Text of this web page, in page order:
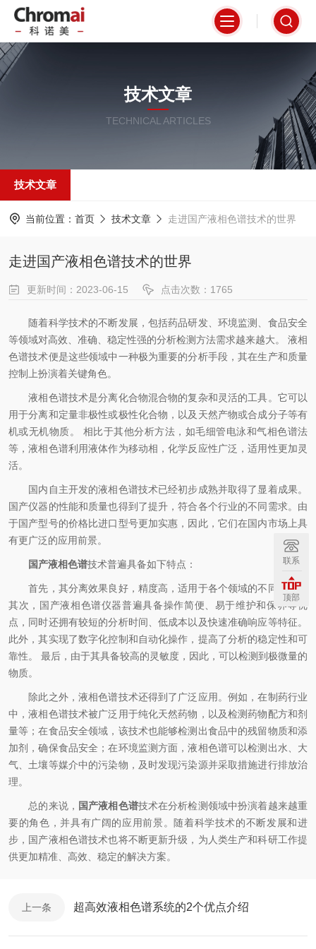
技术文章
TECHNICAL ARTICLES
技术文章
当前位置： 首页 技术文章 走进国产液相色谱技术的世界
走进国产液相色谱技术的世界
更新时间：2023-06-15 点击次数：1765
随着科学技术的不断发展，包括药品研发、环境监测、食品安全
等领域对高效、准确、稳定性强的分析检测方法需求越来越大。 液相
色谱技术便是这些领域中一种极为重要的分析手段，其在生产和质量
控制上扮演着关键角色。
液相色谱技术是分离化合物混合物的复杂和灵活的工具。它可以
用于分离和定量非极性或极性化合物，以及天然产物或合成分子等有
机或无机物质。 相比于其他分析方法，如毛细管电泳和气相色谱法
等，液相色谱利用液体作为移动相，化学反应性广泛，适用性更加灵
活。
国内自主开发的液相色谱技术已经初步成熟并取得了显着成果。
国产仪器的性能和质量也得到了提升，符合各个行业的不同需求。由
于国产型号的价格比进口型号更加实惠，因此，它们在国内市场上具
有更广泛的应用前景。
国产液相色谱技术普遍具备如下特点：
首先，其分离效果良好，精度高，适用于各个领域的不同需求。
其次，国产液相色谱仪器普遍具备操作简便、易于维护和保养等优
点，同时还拥有较短的分析时间、低成本以及快速准确响应等特征。
此外，其实现了数字化控制和自动化操作，提高了分析的稳定性和可
靠性。 最后，由于其具备较高的灵敏度，因此，可以检测到极微量的
物质。
除此之外，液相色谱技术还得到了广泛应用。例如，在制药行业
中，液相色谱技术被广泛用于纯化天然药物，以及检测药物配方和剂
量等；在食品安全领域，该技术也能够检测出食品中的残留物质和添
加剂，确保食品安全；在环境监测方面，液相色谱可以检测出水、大
气、土壤等媒介中的污染物，及时发现污染源并采取措施进行排放治
理。
总的来说， 国产液相色谱技术在分析检测领域中扮演着越来越重
要的角色，并具有广阔的应用前景。随着科学技术的不断发展和进
步，国产液相色谱技术也将不断更新升级，为人类生产和科研工作提
供更加精准、高效、稳定的解决方案。
上一条 超高效液相色谱系统的2个优点介绍
联系
顶部